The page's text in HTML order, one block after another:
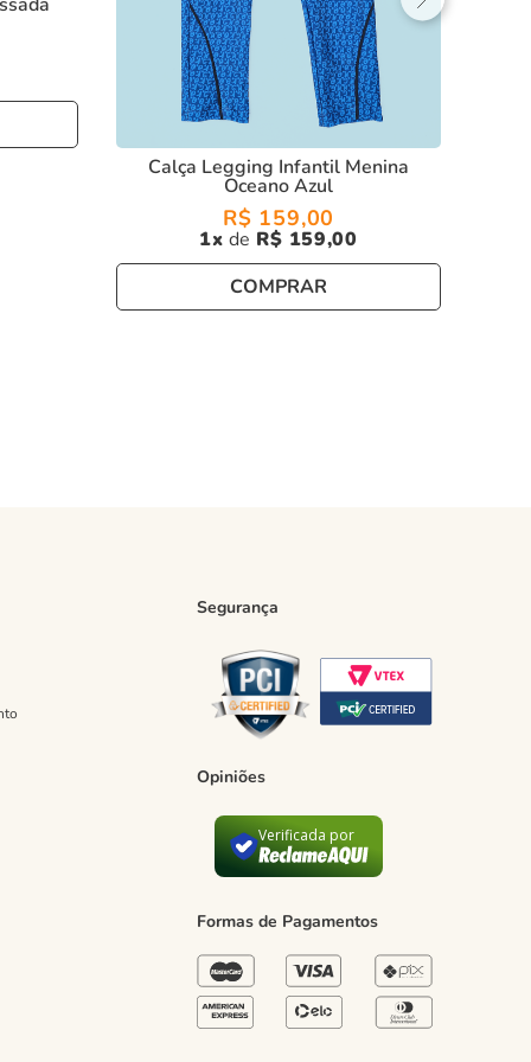
Calça Legging Infantil Menina
Oceano Azul
R$ 159,00
1 R$ 159,00
COMPRAR
Segurança
Opiniões
Verificada por
Formas de Pagamentos